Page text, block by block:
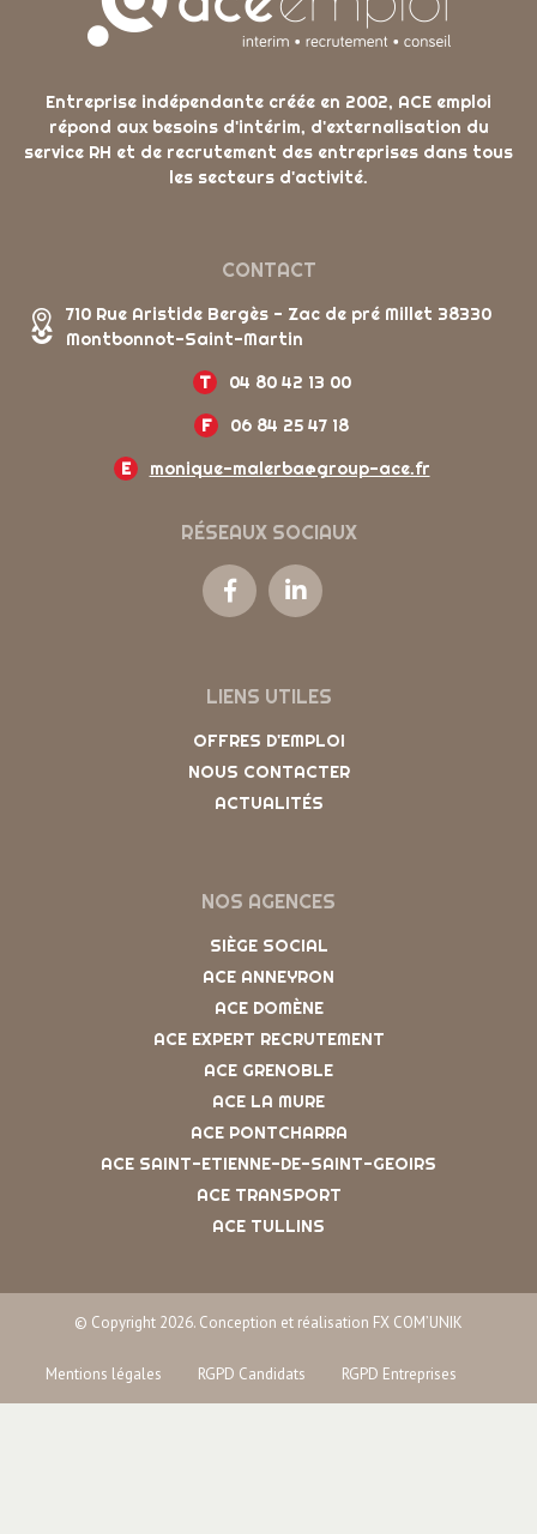
Entreprise indépendante créée en 2002, ACE emploi
répond aux besoins d'intérim, d'externalisation du
service RH et de recrutement des entreprises dans tous
les secteurs d'activité.
CONTACT
710 Rue Aristide Bergès - Zac de pré Millet 38330
Montbonnot-Saint-Martin
T
04 80 42 13 00
F
06 84 25 47 18
E
monique-malerba@group-ace.fr
RÉSEAUX SOCIAUX
LIENS UTILES
OFFRES D'EMPLOI
NOUS CONTACTER
ACTUALITÉS
NOS AGENCES
SIÈGE SOCIAL
ACE ANNEYRON
ACE DOMÈNE
ACE EXPERT RECRUTEMENT
ACE GRENOBLE
ACE LA MURE
ACE PONTCHARRA
ACE SAINT-ETIENNE-DE-SAINT-GEOIRS
ACE TRANSPORT
ACE TULLINS
© Copyright 2026. Conception et réalisation FX COM’UNIK
RGPD Entreprises
RGPD Candidats
Mentions légales